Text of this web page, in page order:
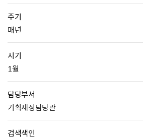
주기
매년
시기
1월
담당부서
기획재정담당관
검색색인